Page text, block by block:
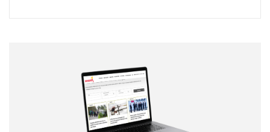
Correo electrónico